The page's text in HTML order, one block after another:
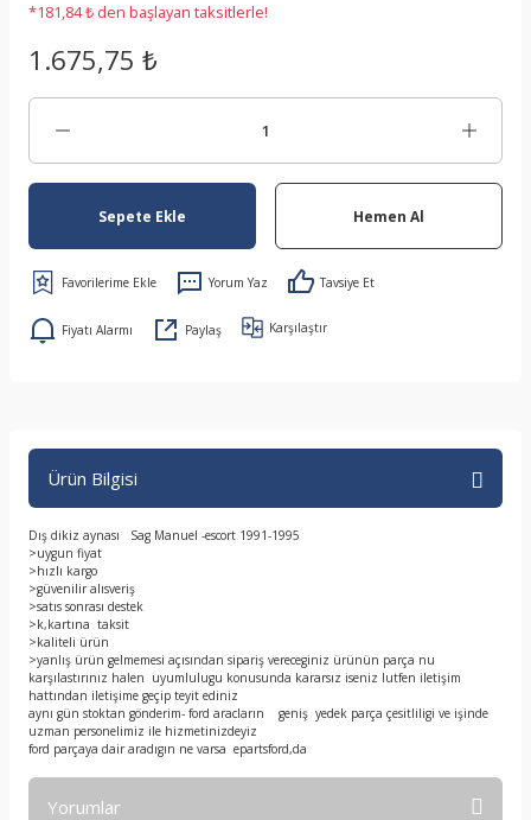
*181,84 ₺ den başlayan taksitlerle!
1.675,75 ₺
Sepete Ekle Hemen Al
Yorum Yaz Tavsiye Et
Fiyatı Alarmı Paylaş Karşılaştır
Ürün Bilgisi
Dış dikiz aynası Sag Manuel -escort 1991-1995
>uygun fiyat
>hızlı kargo
>güvenilir alısveriş
>satıs sonrası destek
>k,kartına taksit
>kaliteli ürün
>yanlış ürün gelmemesi açısından sipariş vereceginiz ürünün parça nu
karşılastırınız halen uyumlulugu konusunda kararsız iseniz lutfen iletişim
hattından iletişime geçip teyit ediniz
aynı gün stoktan gönderim- ford aracların geniş yedek parça çesitliligi ve işinde
uzman personelimiz ile hizmetinizdeyiz
ford parçaya dair aradıgın ne varsa epartsford,da
Yorumlar